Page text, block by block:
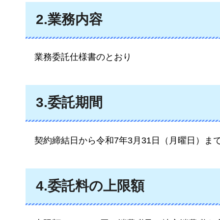
2.業務内容
業務委託仕様書のとおり
3.委託期間
契約締結日から令和7年3月31日（月曜日）ま
4.委託料の上限額